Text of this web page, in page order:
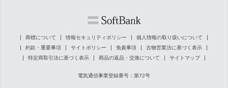
商標について 情報セキュリティポリシー
個人情報の取り扱いについて
約款・重要事項
サイトポリシー 免責事項
古物営業法に基づく表示
特定商取引法に基づく表示
商品の返品・交換について サイトマップ
電気通信事業登録番号：第72号